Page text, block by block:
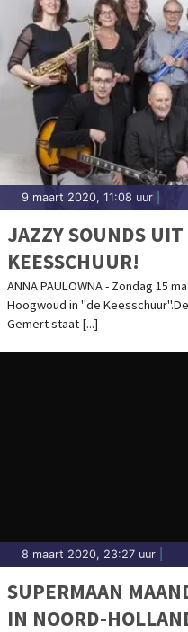
9 maart 2020, 11:08 uur
JAZZY SOUNDS
KEESSCHUUR!
ANNA PAULOWNA - Zondag 15
Hoogwoud in "de
Gemert staat [...]
8 maart 2020, 23:27 uur
SUPERMAAN
IN NOORD-